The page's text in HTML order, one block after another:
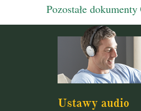
Pozostałe dokumenty
Ustawy audio